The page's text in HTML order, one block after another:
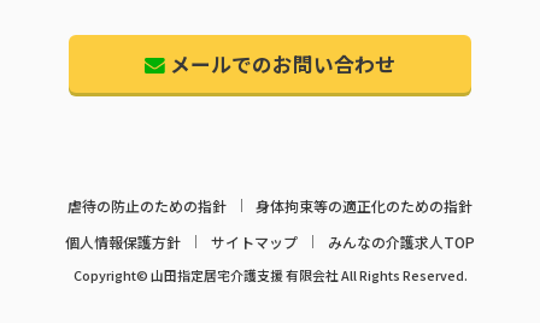
メールでのお問い合わせ
虐待の防止のための指針
身体拘束等の適正化のための指針
個人情報保護方針
サイトマップ みんなの介護求人TOP
Copyright© 山田指定居宅介護支援 有限会社 All Rights Reserved.